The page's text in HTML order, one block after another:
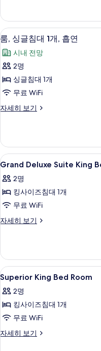
사
진
모
두
보
기
연
자
세
히
보
기
킹
사
이
즈
침
대
1
개,
사
진
두
보
기
셜
스
위
트,
킹
사
즈
침
1
자
세
히
보
기
룸,
싱
글
침
대
개,
연
사
진
모
두
보
기
6
룸, 싱글침대 1개, 흡연
시내 전망
2명
싱글침대 1개
무료 WiFi
자세히 보기
룸,
대
개,
연
자
히
보
기
Grand
Deluxe
Suite
King
Bed
Room
모
두
보
기
4
Grand Deluxe Suite King
2명
킹사이즈침대 1개
무료 WiFi
자세히 보기
Grand
Bed
Room
자
히
보
Superior
King
Bed
Room
사
진
4
Superior King Bed Room
2명
킹사이즈침대 1개
무료 WiFi
자세히 보기
Superior